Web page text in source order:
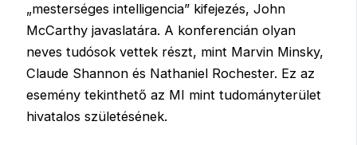
„mesterséges intelligencia” kifejezés, John
McCarthy javaslatára. A konferencián olyan
neves tudósok vettek részt, mint Marvin Minsky,
Claude Shannon és Nathaniel Rochester. Ez az
esemény tekinthető az MI mint tudományterület
hivatalos születésének.